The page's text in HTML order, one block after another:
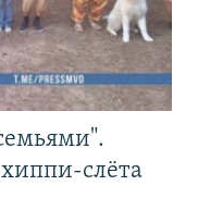
слёта